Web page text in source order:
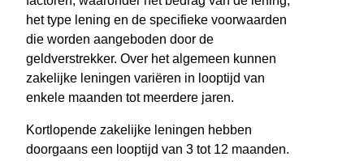
het type lening en de specifieke voorwaarden
die worden aangeboden door de
geldverstrekker. Over het algemeen kunnen
zakelijke leningen variëren in looptijd van
enkele maanden tot meerdere jaren.
Kortlopende zakelijke leningen hebben
doorgaans een looptijd van 3 tot 12 maanden.